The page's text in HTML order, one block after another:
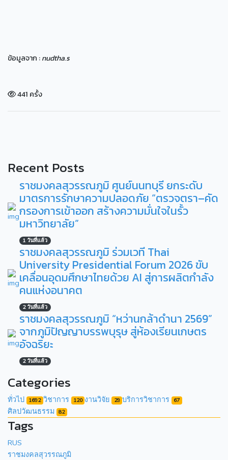
ข้อมูลจาก :nudtha.s
441 ครั้ง
Recent Posts
ราชมงคลสุวรรณภูมิ ศูนย์นนทบุรี ยกระดับ
มาตรการรักษาความปลอดภัย “ตรวจตรา–คัด
กรองการเข้าออก สร้างความมั่นใจในรั้ว
มหาวิทยาลัย”
1 วันที่แล้ว
ราชมงคลสุวรรณภูมิ ร่วมเวที Thai
University Presidential Forum 2026 ขับ
เคลื่อนอุดมศึกษาไทยด้วย AI สู่การผลิตกำลัง
คนแห่งอนาคต
2 วันที่แล้ว
ราชมงคลสุวรรณภูมิ “หว่านกล้าดำนา 2569”
จากภูมิปัญญาบรรพบุรุษ สู่ห้องเรียนเกษตร
อัจฉริยะ
2 วันที่แล้ว
Categories
ทั่วไป 1692 วิชาการ 120 งานวิจัย 29 บริการวิชาการ 67
ศิลปวัฒนธรรม 82
Tags
RUS
ราชมงคลสุวรรณภูมิ